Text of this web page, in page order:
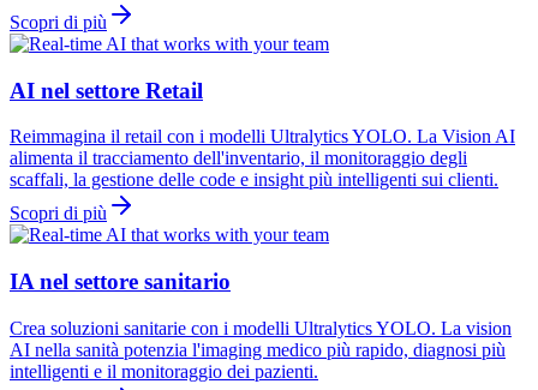
Scopri di più
AI nel settore Retail
Reimmagina il retail con i modelli Ultralytics YOLO. La Vision AI
alimenta il tracciamento dell'inventario, il monitoraggio degli
scaffali, la gestione delle code e insight più intelligenti sui clienti.
Scopri di più
IA nel settore sanitario
Crea soluzioni sanitarie con i modelli Ultralytics YOLO. La vision
AI nella sanità potenzia l'imaging medico più rapido, diagnosi più
intelligenti e il monitoraggio dei pazienti.